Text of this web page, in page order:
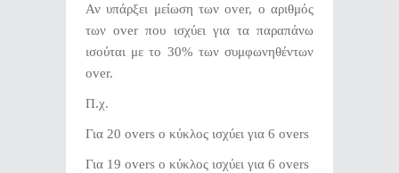
Αν υπάρξει μείωση των over, ο αριθμός
των over που ισχύει για τα παραπάνω
ισούται με το 30% των συμφωνηθέντων
over.
Π.χ.
Για 20 overs o κύκλος ισχύει για 6 overs
Για 19 overs o κύκλος ισχύει για 6 οvers